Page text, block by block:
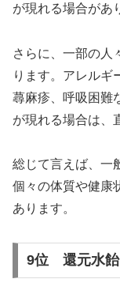
が現れる場合があ
さらに、一部の人
ります。アレルギ
蕁麻疹、呼吸困難
が現れる場合は、
総じて言えば、一
個々の体質や健康
あります。
9位 還元水飴